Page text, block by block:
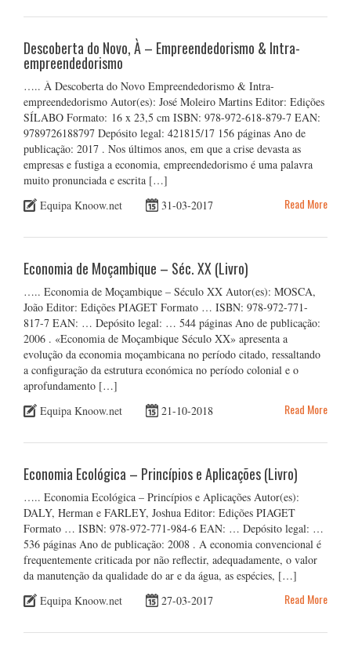
Descoberta do Novo, À – Empreendedorismo & Intra-
empreendedorismo
….. À Descoberta do Novo Empreendedorismo & Intra-
empreendedorismo Autor(es): José Moleiro Martins Editor: Edições
SÍLABO Formato: 16 x 23,5 cm ISBN: 978-972-618-879-7 EAN:
9789726188797 Depósito legal: 421815/17 156 páginas Ano de
publicação: 2017 . Nos últimos anos, em que a crise devasta as
empresas e fustiga a economia, empreendedorismo é uma palavra
muito pronunciada e escrita […]
Equipa Knoow.net
31-03-2017 Read More
Economia de Moçambique – Séc. XX (Livro)
….. Economia de Moçambique – Século XX Autor(es): MOSCA,
João Editor: Edições PIAGET Formato … ISBN: 978-972-771-
817-7 EAN: … Depósito legal: … 544 páginas Ano de publicação:
2006 . «Economia de Moçambique Século XX» apresenta a
evolução da economia moçambicana no período citado, ressaltando
a configuração da estrutura económica no período colonial e o
aprofundamento […]
Equipa Knoow.net
21-10-2018 Read More
Economia Ecológica – Princípios e Aplicações (Livro)
….. Economia Ecológica – Princípios e Aplicações Autor(es):
DALY, Herman e FARLEY, Joshua Editor: Edições PIAGET
Formato … ISBN: 978-972-771-984-6 EAN: … Depósito legal: …
536 páginas Ano de publicação: 2008 . A economia convencional é
frequentemente criticada por não reflectir, adequadamente, o valor
da manutenção da qualidade do ar e da água, as espécies, […]
Equipa Knoow.net
27-03-2017 Read More